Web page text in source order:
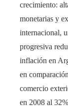
crecimiento:
monetarias y
internacional,
progresiva
inflación en
en
comercio
en 2008 al